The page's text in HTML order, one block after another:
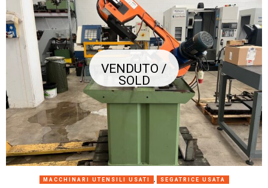
VENDUTO /
SOLD
MACCHINARI UTENSILI USATI SEGATRICE USATA